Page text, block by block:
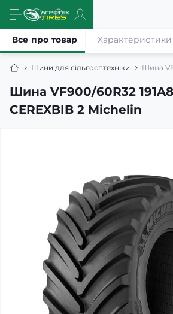
Шини для сільгосптехніки Шина
Шина VF900/60R32
CEREXBIB 2 Michelin
Все про товар Характеристики